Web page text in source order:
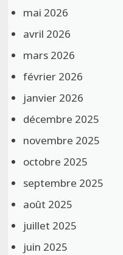
mai 2026
avril 2026
mars 2026
février 2026
janvier 2026
décembre 2025
novembre 2025
octobre 2025
septembre 2025
août 2025
juillet 2025
juin 2025